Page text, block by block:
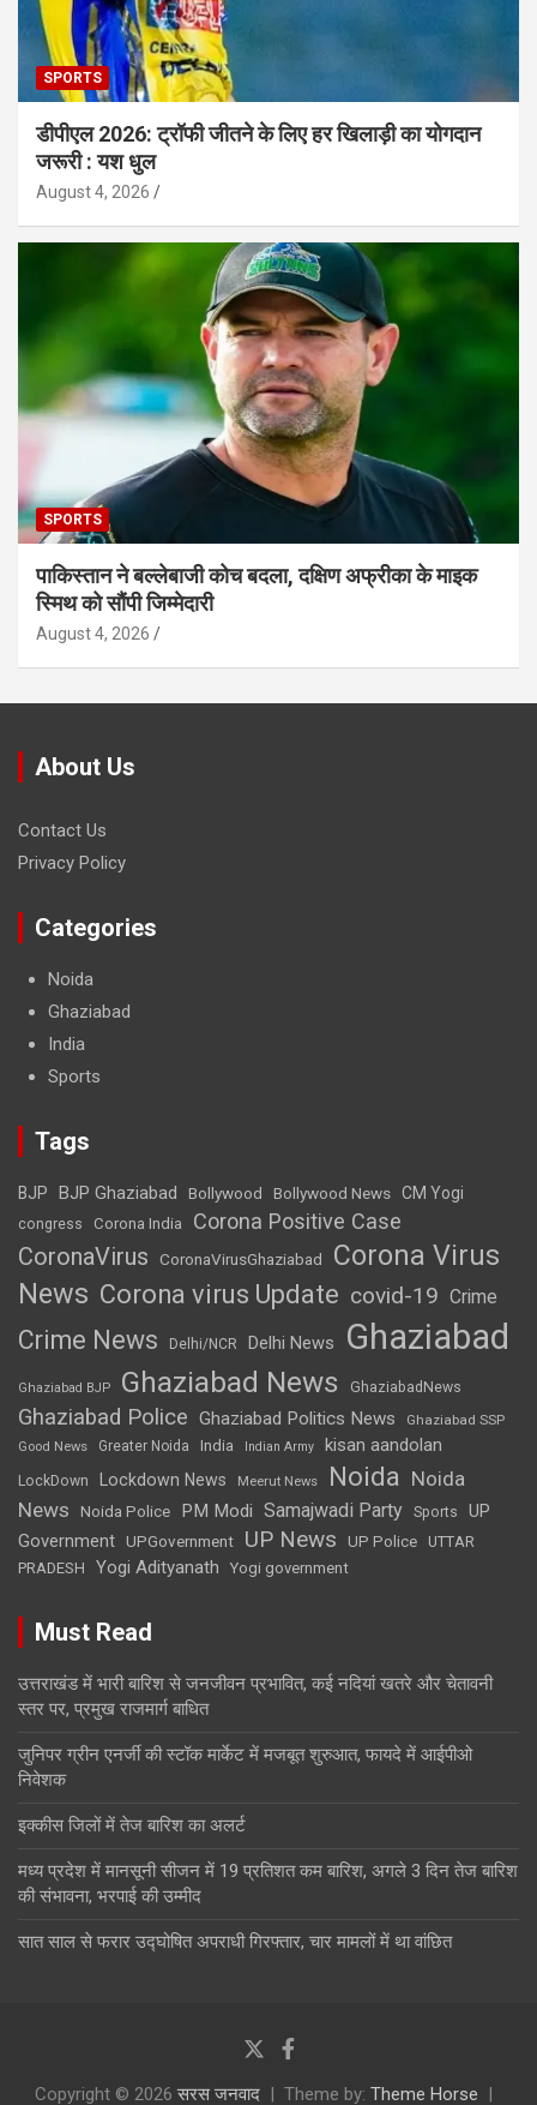
SPORTS
डीपीएल 2026: ट्रॉफी जीतने के लिए हर खिलाड़ी का योगदान
जरूरी : यश धुल
August 4, 2026
SPORTS
पाकिस्तान ने बल्लेबाजी कोच बदला, दक्षिण अफ्रीका के माइक
स्मिथ को सौंपी जिम्मेदारी
August 4, 2026
About Us
Contact Us
Privacy Policy
Categories
Noida
Ghaziabad
India
Sports
Tags
BJP BJP Ghaziabad Bollywood Bollywood News CM Yogi
congress Corona India Corona Positive Case
CoronaVirus CoronaVirusGhaziabad
Corona Virus
News Corona virus Update covid-19 Crime
Crime News Delhi/NCR Delhi News Ghaziabad
Ghaziabad BJP Ghaziabad News GhaziabadNews
Ghaziabad Police Ghaziabad Politics News Ghaziabad SSP
Good News Greater Noida India Indian Army kisan aandolan
LockDown Lockdown News Meerut News Noida Noida
News
Noida Police PM Modi Samajwadi Party Sports
UP
Government UPGovernment UP News UP Police
UTTAR
PRADESH
Yogi Adityanath Yogi government
Must Read
उत्तराखंड में भारी बारिश से जनजीवन प्रभावित, कई नदियां खतरे और चेतावनी
स्तर पर, प्रमुख राजमार्ग बाधित
जुनिपर ग्रीन एनर्जी की स्टॉक मार्केट में मजबूत शुरुआत, फायदे में आईपीओ
निवेशक
इक्कीस जिलों में तेज बारिश का अलर्ट
मध्य प्रदेश में मानसूनी सीजन में 19 प्रतिशत कम बारिश, अगले 3 दिन तेज बारिश
की संभावना, भरपाई की उम्मीद
सात साल से फरार उद्घोषित अपराधी गिरफ्तार, चार मामलों में था वांछित
Copyright © 2026 सरस जनवाद Theme by: Theme Horse